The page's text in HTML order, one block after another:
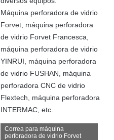
Máquina perforadora de vidrio
Forvet, máquina perforadora
de vidrio Forvet Francesca,
máquina perforadora de vidrio
YINRUI, máquina perforadora
de vidrio FUSHAN, máquina
perforadora CNC de vidrio
Flextech, máquina perforadora
INTERMAC, etc.
Correa para máquina
perforadora de vidrio Forvet